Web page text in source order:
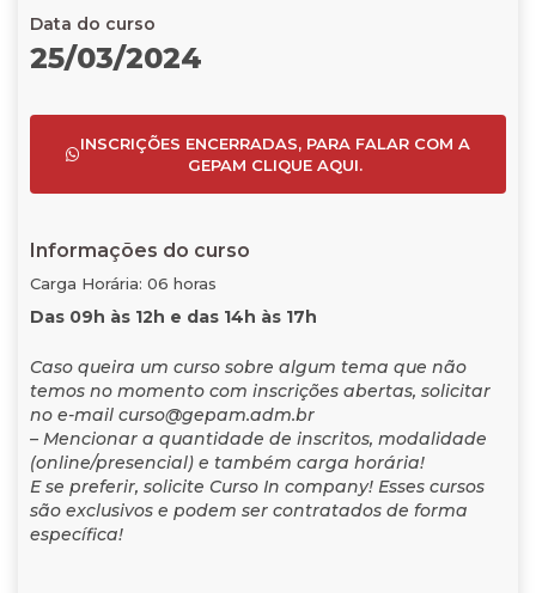
Data do curso
25/03/2024
INSCRIÇÕES ENCERRADAS, PARA FALAR COM A
GEPAM CLIQUE AQUI.
Informações do curso
Carga Horária: 06 horas
Das 09h às 12h e das 14h às 17h
Caso queira um curso sobre algum tema que não
temos no momento com inscrições abertas, solicitar
no e-mail curso@gepam.adm.br
– Mencionar a quantidade de inscritos, modalidade
(online/presencial) e também carga horária!
E se preferir, solicite Curso In company! Esses cursos
são exclusivos e podem ser contratados de forma
específica!